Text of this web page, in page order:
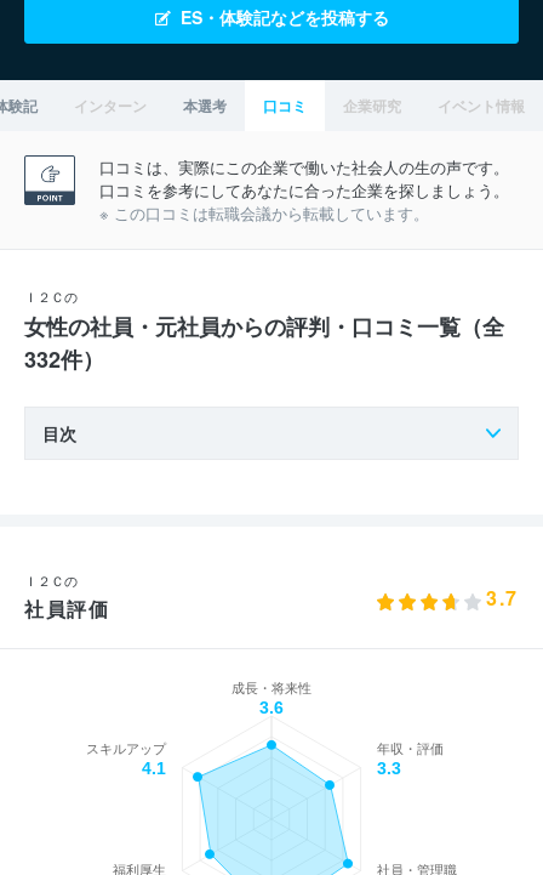
ES・体験記などを投稿する
験記 インターン 本選考 口コミ 企業研究 イベント情報
口コミは、実際にこの企業で働いた社会人の生の声です。
口コミを参考にしてあなたに合った企業を探しましょう。
※ この口コミは転職会議から転載しています。
Ｉ２Ｃの
女性の社員・元社員からの評判・口コミ一覧（全
332件）
目次
Ｉ２Ｃの
社員評価 3.7
成長・将来性
3.6
年収・評価
3.3
社員・管理職
福利厚生
スキルアップ
4.1